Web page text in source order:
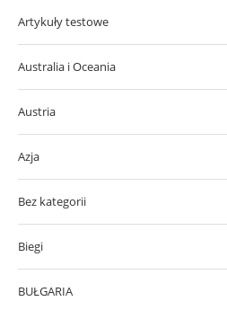
Artykuły testowe
Australia i Oceania
Austria
Azja
Bez kategorii
Biegi
BUŁGARIA